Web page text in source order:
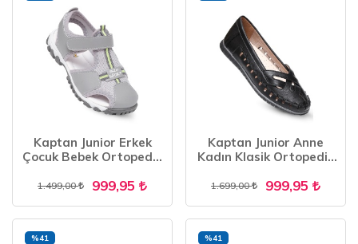
Kaptan Junior Erkek
Çocuk Bebek Ortopedik
BARZNE 700
1.499,00 999,95
Kaptan Junior Anne
Kadın Klasik Ortopedik
ZSLNK 555
1.699,00 999,95
%41 %41